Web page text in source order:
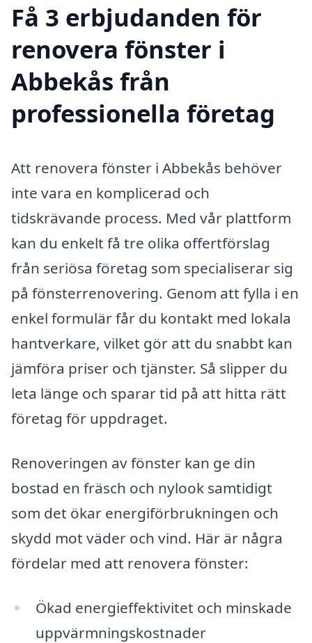
Få 3 erbjudanden för
renovera fönster i
Abbekås från
professionella företag
Att renovera fönster i Abbekås behöver
inte vara en komplicerad och
tidskrävande process. Med vår plattform
kan du enkelt få tre olika offertförslag
från seriösa företag som specialiserar sig
på fönsterrenovering. Genom att fylla i en
enkel formulär får du kontakt med lokala
hantverkare, vilket gör att du snabbt kan
jämföra priser och tjänster. Så slipper du
leta länge och sparar tid på att hitta rätt
företag för uppdraget.
Renoveringen av fönster kan ge din
bostad en fräsch och nylook samtidigt
som det ökar energiförbrukningen och
skydd mot väder och vind. Här är några
fördelar med att renovera fönster:
Ökad energieffektivitet och minskade
uppvärmningskostnader